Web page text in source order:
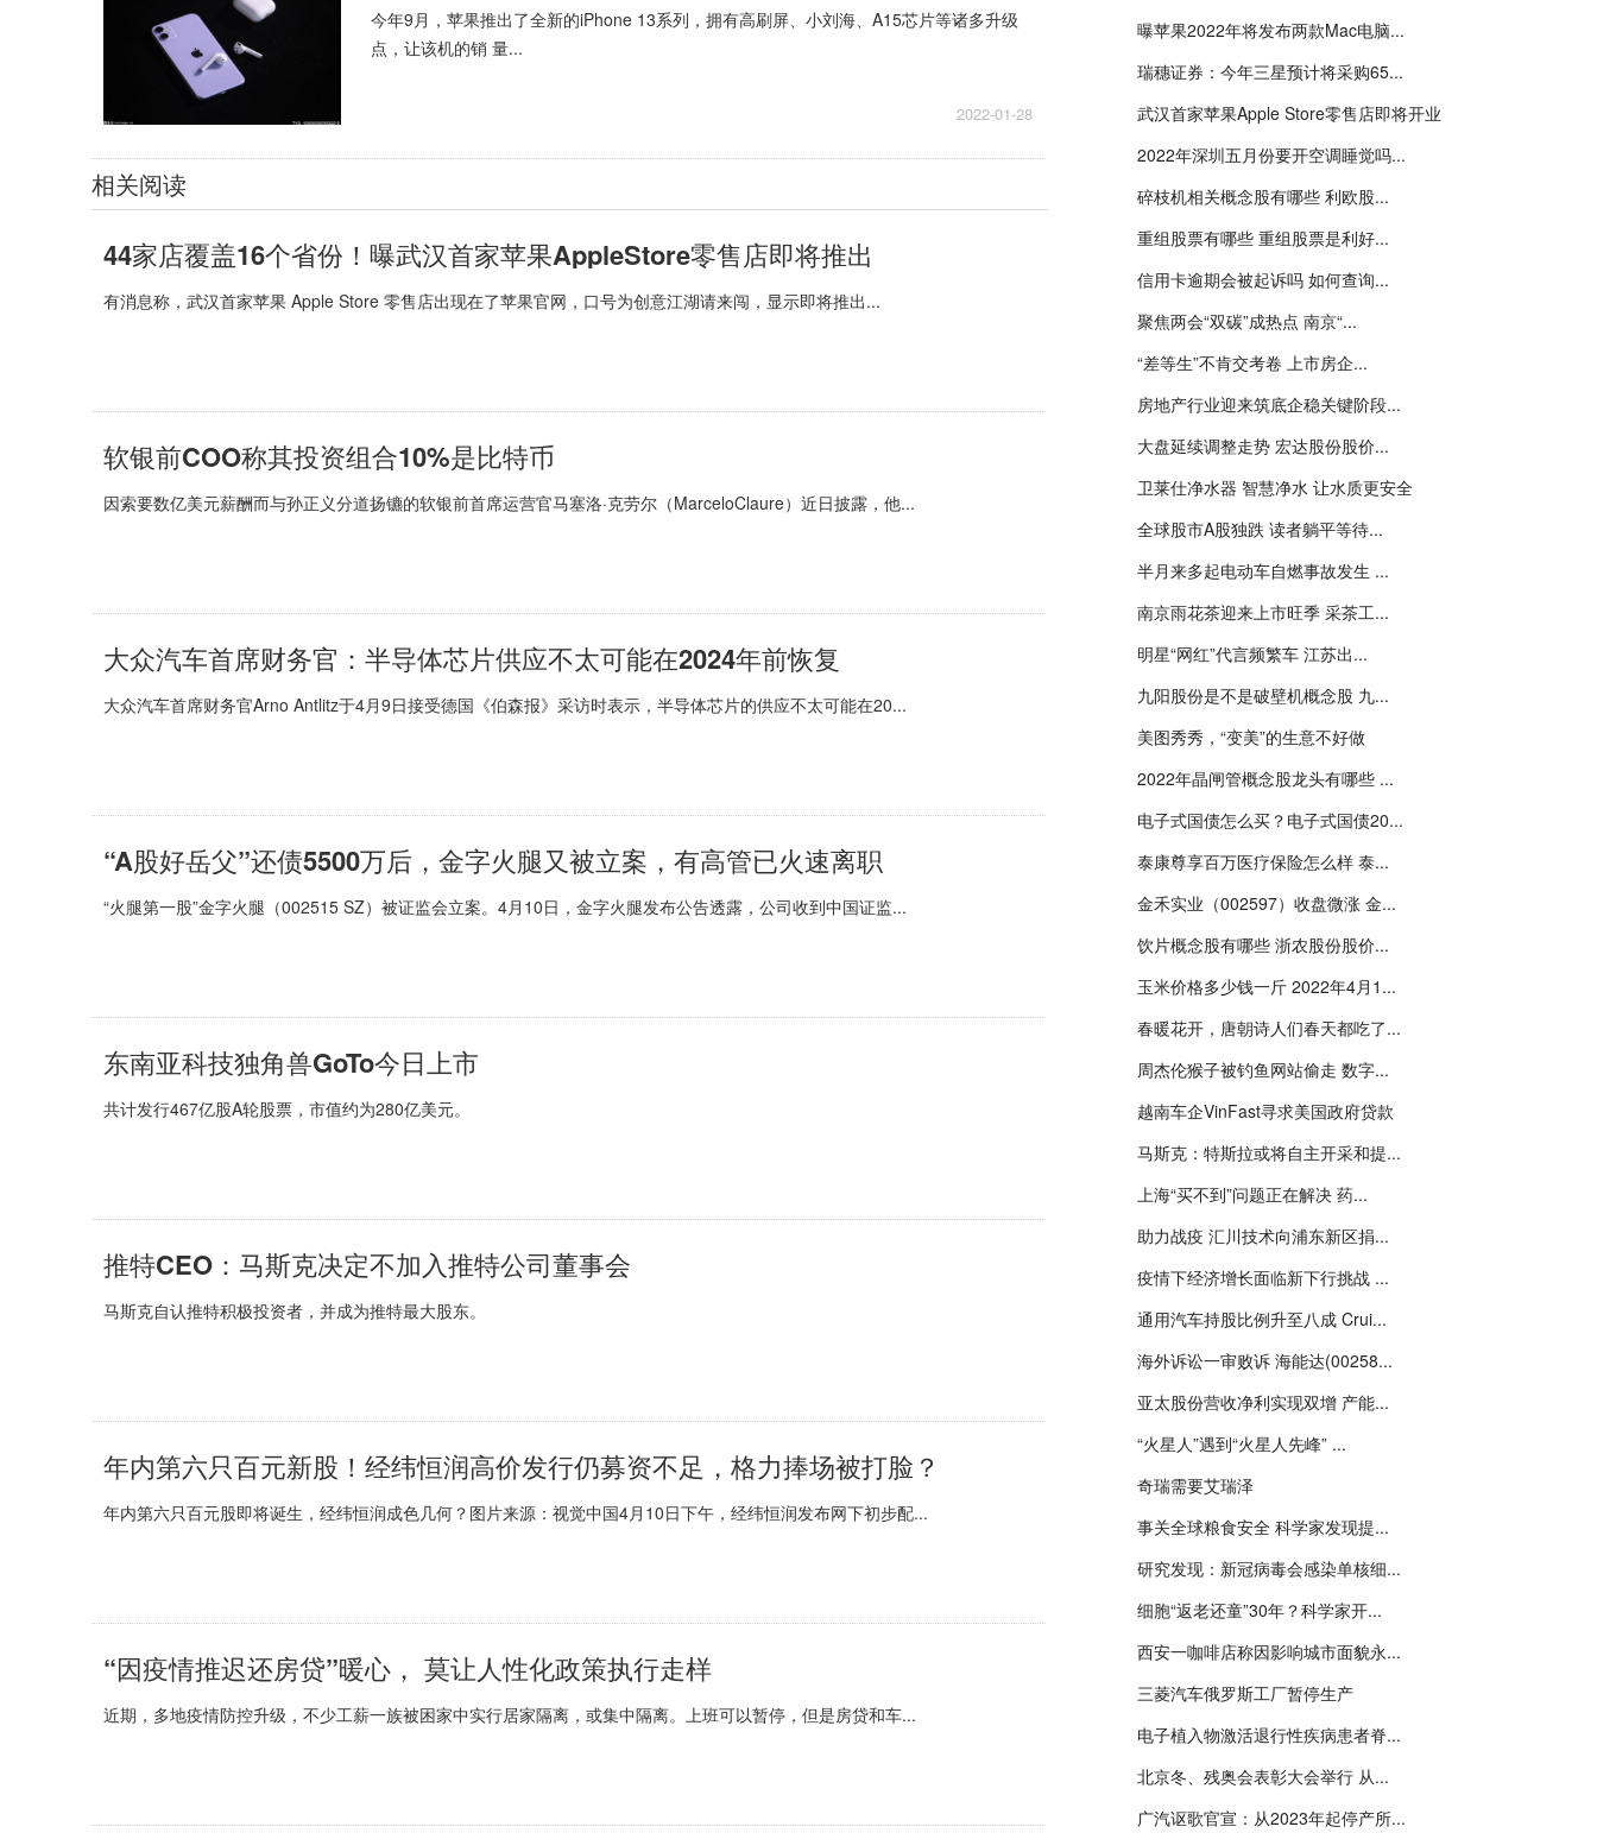
今年9月，苹果推出了全新的iPhone 13系列，拥有高刷屏、小刘海、A15芯片等诸多升级
点，让该机的销 量...
2022-01-28
相关阅读
44家店覆盖16个省份！曝武汉首家苹果AppleStore零售店即将推出
有消息称，武汉首家苹果 Apple Store 零售店出现在了苹果官网，口号为创意江湖请来闯，显示即将推出...
软银前COO称其投资组合10%是比特币
因索要数亿美元薪酬而与孙正义分道扬镳的软银前首席运营官马塞洛·克劳尔（MarceloClaure）近日披露，他...
大众汽车首席财务官：半导体芯片供应不太可能在2024年前恢复
大众汽车首席财务官Arno Antlitz于4月9日接受德国《伯森报》采访时表示，半导体芯片的供应不太可能在20...
“A股好岳父”还债5500万后，金字火腿又被立案，有高管已火速离职
“火腿第一股”金字火腿（002515 SZ）被证监会立案。4月10日，金字火腿发布公告透露，公司收到中国证监...
东南亚科技独角兽GoTo今日上市
共计发行467亿股A轮股票，市值约为280亿美元。
推特CEO：马斯克决定不加入推特公司董事会
马斯克自认推特积极投资者，并成为推特最大股东。
年内第六只百元新股！经纬恒润高价发行仍募资不足，格力捧场被打脸？
年内第六只百元股即将诞生，经纬恒润成色几何？图片来源：视觉中国4月10日下午，经纬恒润发布网下初步配...
“因疫情推迟还房贷”暖心， 莫让人性化政策执行走样
近期，多地疫情防控升级，不少工薪一族被困家中实行居家隔离，或集中隔离。上班可以暂停，但是房贷和车...
曝苹果2022年将发布两款Mac电脑...
瑞穗证券：今年三星预计将采购65...
武汉首家苹果Apple Store零售店即将开业
2022年深圳五月份要开空调睡觉吗...
碎枝机相关概念股有哪些 利欧股...
重组股票有哪些 重组股票是利好...
信用卡逾期会被起诉吗 如何查询...
聚焦两会“双碳”成热点 南京“...
“差等生”不肯交考卷 上市房企...
房地产行业迎来筑底企稳关键阶段...
大盘延续调整走势 宏达股份股价...
卫莱仕净水器 智慧净水 让水质更安全
全球股市A股独跌 读者躺平等待...
半月来多起电动车自燃事故发生 ...
南京雨花茶迎来上市旺季 采茶工...
明星“网红”代言频繁车 江苏出...
九阳股份是不是破壁机概念股 九...
美图秀秀，“变美”的生意不好做
2022年晶闸管概念股龙头有哪些 ...
电子式国债怎么买？电子式国债20...
泰康尊享百万医疗保险怎么样 泰...
金禾实业（002597）收盘微涨 金...
饮片概念股有哪些 浙农股份股价...
玉米价格多少钱一斤 2022年4月1...
春暖花开，唐朝诗人们春天都吃了...
周杰伦猴子被钓鱼网站偷走 数字...
越南车企VinFast寻求美国政府贷款
马斯克：特斯拉或将自主开采和提...
上海“买不到”问题正在解决 药...
助力战疫 汇川技术向浦东新区捐...
疫情下经济增长面临新下行挑战 ...
通用汽车持股比例升至八成 Crui...
海外诉讼一审败诉 海能达(00258...
亚太股份营收净利实现双增 产能...
“火星人”遇到“火星人先峰” ...
奇瑞需要艾瑞泽
事关全球粮食安全 科学家发现提...
研究发现：新冠病毒会感染单核细...
细胞“返老还童”30年？科学家开...
西安一咖啡店称因影响城市面貌永...
三菱汽车俄罗斯工厂暂停生产
电子植入物激活退行性疾病患者脊...
北京冬、残奥会表彰大会举行 从...
广汽讴歌官宣：从2023年起停产所...